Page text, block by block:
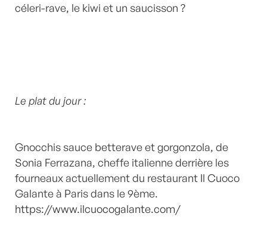
céleri-rave, le kiwi et un saucisson ?
Le plat du jour :
Gnocchis sauce betterave et gorgonzola, de
Sonia Ferrazana, cheffe italienne derrière les
fourneaux actuellement du restaurant Il Cuoco
Galante à Paris dans le 9ème.
https://www.ilcuocogalante.com/